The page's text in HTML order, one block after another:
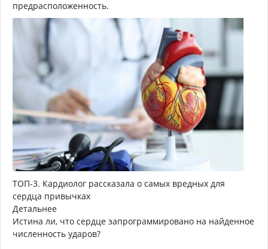
предрасположенность.
ТОП-3. Кардиолог рассказала о самых вредных для
сердца привычках
Детальнее
Истина ли, что сердце запрограммировано на найденное
численность ударов?